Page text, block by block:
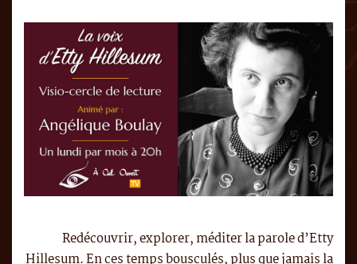
Redécouvrir, explorer, méditer la parole d’Etty
Hillesum. En ces temps bousculés, plus que jamais la